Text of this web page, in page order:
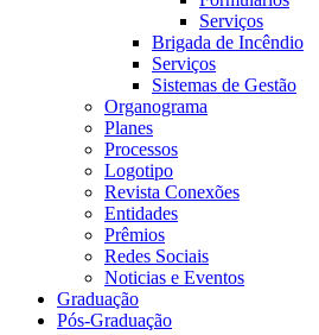
Serviços
Brigada de Incêndio
Serviços
Sistemas de Gestão
Organograma
Planes
Processos
Logotipo
Revista Conexões
Entidades
Prêmios
Redes Sociais
Noticias e Eventos
Graduação
Pós-Graduação